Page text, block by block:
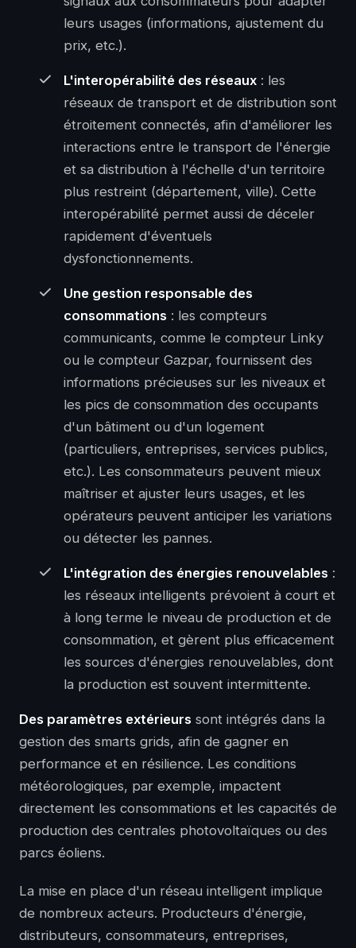
leurs usages (informations, ajustement du
prix, etc.).
L'interopérabilité des réseaux : les
réseaux de transport et de distribution sont
étroitement connectés, afin d'améliorer les
interactions entre le transport de l'énergie
et sa distribution à l'échelle d'un territoire
plus restreint (département, ville). Cette
interopérabilité permet aussi de déceler
rapidement d'éventuels
dysfonctionnements.
Une gestion responsable des
consommations : les compteurs
communicants, comme le compteur Linky
ou le compteur Gazpar, fournissent des
informations précieuses sur les niveaux et
les pics de consommation des occupants
d'un bâtiment ou d'un logement
(particuliers, entreprises, services publics,
etc.). Les consommateurs peuvent mieux
maîtriser et ajuster leurs usages, et les
opérateurs peuvent anticiper les variations
ou détecter les pannes.
L'intégration des énergies renouvelables :
les réseaux intelligents prévoient à court et
à long terme le niveau de production et de
consommation, et gèrent plus efficacement
les sources d'énergies renouvelables, dont
la production est souvent intermittente.
Des paramètres extérieurs sont intégrés dans la
gestion des smarts grids, afin de gagner en
performance et en résilience. Les conditions
météorologiques, par exemple, impactent
directement les consommations et les capacités de
production des centrales photovoltaïques ou des
parcs éoliens.
La mise en place d'un réseau intelligent implique
de nombreux acteurs. Producteurs d'énergie,
distributeurs, consommateurs, entreprises,